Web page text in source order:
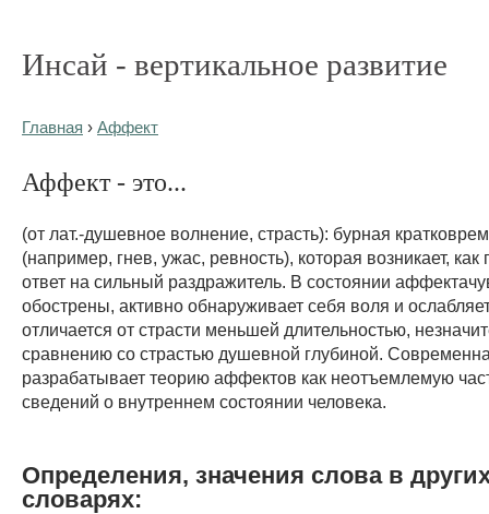
Инсай - вертикальное развитие
Главная › Аффект
Аффект - это...
(от лат.-душевное волнение, страсть): бурная
(например, гнев, ужас, ревность), которая возникает, как
ответ на сильный раздражитель. В состоянии
обострены, активно обнаруживает себя воля и
отличается от страсти меньшей длительностью,
сравнению со страстью душевной глубиной.
разрабатывает теорию аффектов как неотъемлемую
сведений о внутреннем состоянии человека.
Определения, значения слова в
словарях: